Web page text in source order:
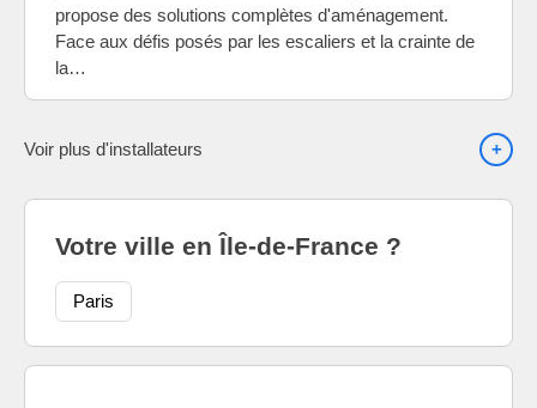
propose des solutions complètes d'aménagement.
Face aux défis posés par les escaliers et la crainte de
la…
Voir plus d'installateurs
Votre ville en Île-de-France ?
Paris